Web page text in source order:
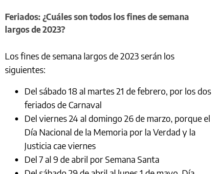
Feriados: ¿Cuáles son todos los fines de semana
largos de 2023?
Los fines de semana largos de 2023 serán los
siguientes:
Del sábado 18 al martes 21 de febrero, por los dos
feriados de Carnaval
Del viernes 24 al domingo 26 de marzo, porque el
Día Nacional de la Memoria por la Verdad y la
Justicia cae viernes
Del 7 al 9 de abril por Semana Santa